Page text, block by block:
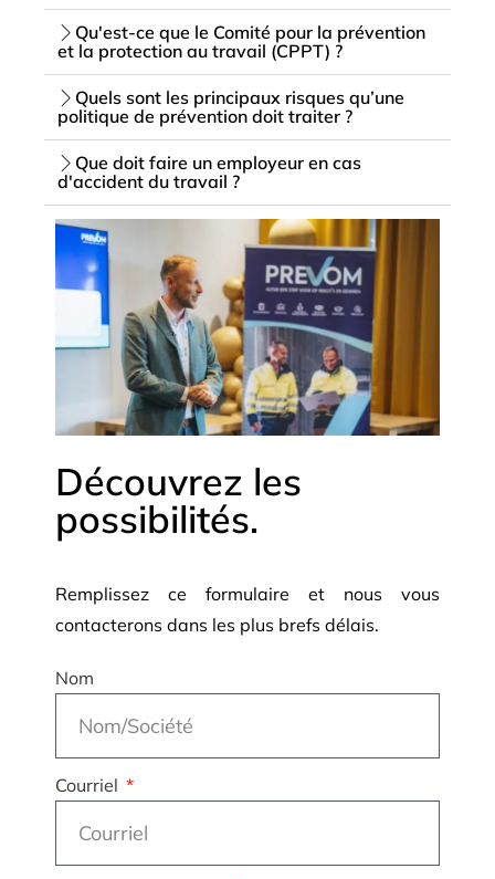
Qu'est-ce que le Comité pour la prévention
et la protection au travail (CPPT) ?
Quels sont les principaux risques qu’une
politique de prévention doit traiter ?
Que doit faire un employeur en cas
d'accident du travail ?
Découvrez les
possibilités.
Remplissez ce formulaire et nous vous
contacterons dans les plus brefs délais.
Nom
Courriel